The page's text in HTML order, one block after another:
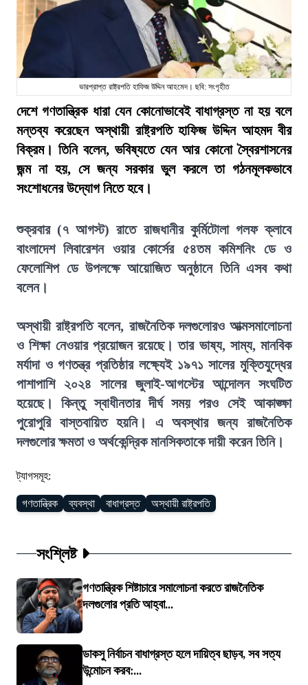
ভারপ্রাপ্ত রাষ্ট্রপতি হাফিজ উদ্দিন আহমেদ। ছবি: সংগৃহীত
দেশে গণতান্ত্রিক ধারা যেন কোনোভাবেই বাধাগ্রস্ত না হয় বলে
মন্তব্য করেছেন অস্থায়ী রাষ্ট্রপতি হাফিজ উদ্দিন আহমদ বীর
বিক্রম। তিনি বলেন, ভবিষ্যতে যেন আর কোনো স্বৈরশাসনের
জন্ম না হয়, সে জন্য সরকার ভুল করলে তা গঠনমূলকভাবে
সংশোধনের উদ্যোগ নিতে হবে।
শুক্রবার (৭ আগস্ট) রাতে রাজধানীর কুর্মিটোলা গলফ ক্লাবে
বাংলাদেশ লিবারেশন ওয়ার কোর্সের ৫৪তম কমিশনিং ডে ও
ফেলোশিপ ডে উপলক্ষে আয়োজিত অনুষ্ঠানে তিনি এসব কথা
বলেন।
অস্থায়ী রাষ্ট্রপতি বলেন, রাজনৈতিক দলগুলোরও আত্মসমালোচনা
ও শিক্ষা নেওয়ার প্রয়োজন রয়েছে। তার ভাষ্য, সাম্য, মানবিক
মর্যাদা ও গণতন্ত্র প্রতিষ্ঠার লক্ষ্যেই ১৯৭১ সালের মুক্তিযুদ্ধের
পাশাপাশি ২০২৪ সালের জুলাই-আগস্টের আন্দোলন সংঘটিত
হয়েছে। কিন্তু স্বাধীনতার দীর্ঘ সময় পরও সেই আকাঙ্ক্ষা
পুরোপুরি বাস্তবায়িত হয়নি। এ অবস্থার জন্য রাজনৈতিক
দলগুলোর ক্ষমতা ও অর্থকেন্দ্রিক মানসিকতাকে দায়ী করেন তিনি।
ট্যাগসমূহ:
গণতান্ত্রিক ব্যবস্থা বাধাগ্রস্ত অস্থায়ী রাষ্ট্রপতি
সংশ্লিষ্ট
গণতান্ত্রিক শিষ্টাচারে সমালোচনা করতে রাজনৈতিক
দলগুলোর প্রতি আহ্বা...
ডাকসু নির্বাচন বাধাগ্রস্ত হলে দায়িত্ব ছাড়ব, সব সত্য
উন্মোচন করব:...